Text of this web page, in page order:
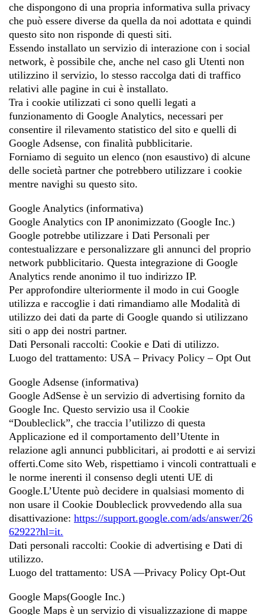
che dispongono di una propria informativa sulla privacy
che può essere diverse da quella da noi adottata e quindi
questo sito non risponde di questi siti.
Essendo installato un servizio di interazione con i social
network, è possibile che, anche nel caso gli Utenti non
utilizzino il servizio, lo stesso raccolga dati di traffico
relativi alle pagine in cui è installato.
Tra i cookie utilizzati ci sono quelli legati a
funzionamento di Google Analytics, necessari per
consentire il rilevamento statistico del sito e quelli di
Google Adsense, con finalità pubblicitarie.
Forniamo di seguito un elenco (non esaustivo) di alcune
delle società partner che potrebbero utilizzare i cookie
mentre navighi su questo sito.
Google Analytics (informativa)
Google Analytics con IP anonimizzato (Google Inc.)
Google potrebbe utilizzare i Dati Personali per
contestualizzare e personalizzare gli annunci del proprio
network pubblicitario. Questa integrazione di Google
Analytics rende anonimo il tuo indirizzo IP.
Per approfondire ulteriormente il modo in cui Google
utilizza e raccoglie i dati rimandiamo alle Modalità di
utilizzo dei dati da parte di Google quando si utilizzano
siti o app dei nostri partner.
Dati Personali raccolti: Cookie e Dati di utilizzo.
Luogo del trattamento: USA – Privacy Policy – Opt Out
Google Adsense (informativa)
Google AdSense è un servizio di advertising fornito da
Google Inc. Questo servizio usa il Cookie
“Doubleclick”, che traccia l’utilizzo di questa
Applicazione ed il comportamento dell’Utente in
relazione agli annunci pubblicitari, ai prodotti e ai servizi
offerti.Come sito Web, rispettiamo i vincoli contrattuali e
le norme inerenti il consenso degli utenti UE di
Google.L’Utente può decidere in qualsiasi momento di
non usare il Cookie Doubleclick provvedendo alla sua
disattivazione: https://support.google.com/ads/answer/26
62922?hl=it.
Dati personali raccolti: Cookie di advertising e Dati di
utilizzo.
Luogo del trattamento: USA —Privacy Policy Opt-Out
Google Maps(Google Inc.)
Google Maps è un servizio di visualizzazione di mappe